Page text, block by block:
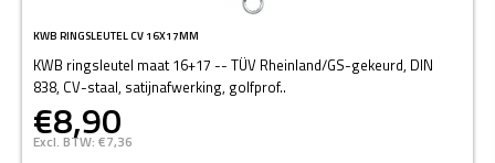
KWB RINGSLEUTEL CV 16X17MM
KWB ringsleutel maat 16+17 -- TÜV Rheinland/GS-gekeurd, DIN
838, CV-staal, satijnafwerking, golfprof..
€8,90
Excl. BTW: €7,36